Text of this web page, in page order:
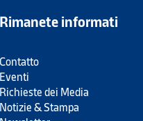
Rimanete informati
Contatto
Eventi
Richieste dei Media
Notizie & Stampa